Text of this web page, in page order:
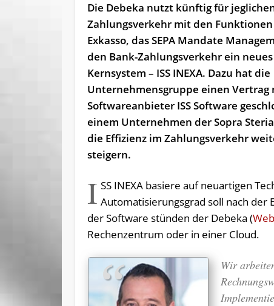
Die Debeka nutzt künftig für
Zahlungsverkehr mit den Funktionen
Exkasso, das SEPA Mandate
den Bank-Zahlungsverkehr ein neues
Kernsystem – ISS INEXA. Dazu hat die
Unternehmensgruppe einen Vertrag
Softwareanbieter ISS Software
einem Unternehmen der Sopra
die Effizienz im Zahlungsverkehr
steigern.
I SS INEXA basiere auf neuartigen
Automatisierungsgrad soll nach
der Software stünden der Debeka (
Rechenzentrum oder in einer Cloud.
Wir